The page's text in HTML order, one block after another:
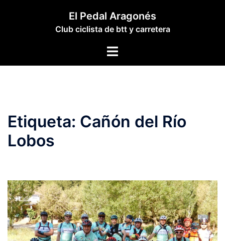
El Pedal Aragonés
Club ciclista de btt y carretera
Alternar
Etiqueta: Cañón del Río
Lobos